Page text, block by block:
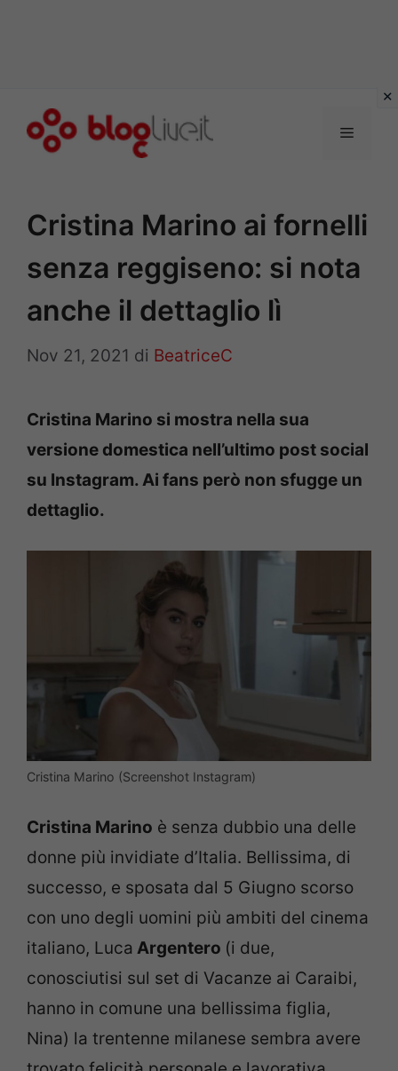
Menu
Cristina Marino ai fornelli
senza reggiseno: si nota
anche il dettaglio lì
Nov 21, 2021 di BeatriceC
Cristina Marino si mostra nella sua
versione domestica nell’ultimo post social
su Instagram. Ai fans però non sfugge un
dettaglio.
Cristina Marino (Screenshot Instagram)
Cristina Marino è senza dubbio una delle
donne più invidiate d’Italia. Bellissima, di
successo, e sposata dal 5 Giugno scorso
con uno degli uomini più ambiti del cinema
italiano, Luca Argentero (i due,
conosciutisi sul set di Vacanze ai Caraibi,
hanno in comune una bellissima figlia,
Nina) la trentenne milanese sembra avere